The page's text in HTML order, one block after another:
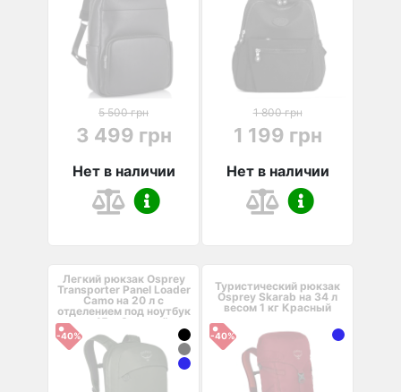
5 500 грн
3 499 грн
Нет в наличии
1 800 грн
1 199 грн
Нет в наличии
Легкий рюкзак Osprey
Transporter Panel Loader
Camo на 20 л с
отделением под ноутбук
до 15 д Зеленый
-40%
Туристический рюкзак
Osprey Skarab на 34 л
весом 1 кг Красный
-40%